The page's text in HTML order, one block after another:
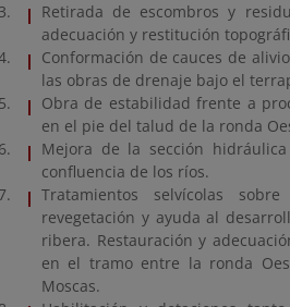
Retirada de escombros y
adecuación y restitución
Conformación de cauces de
las obras de drenaje bajo el
Obra de estabilidad frente a
en el pie del talud de la ronda
Mejora de la sección
confluencia de los ríos.
Tratamientos selvícolas
revegetación y ayuda al
ribera. Restauración y
en el tramo entre la ronda
Moscas.